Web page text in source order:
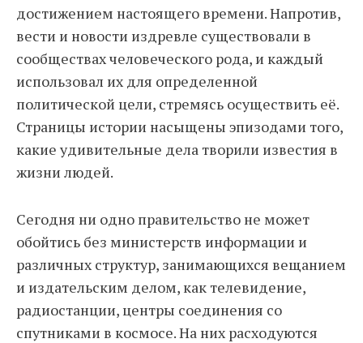
достижением настоящего времени. Напротив,
вести и новости издревле существовали в
сообществах человеческого рода, и каждый
использовал их для определенной
политической цели, стремясь осуществить её.
Страницы истории насыщены эпизодами того,
какие удивительные дела творили известия в
жизни людей.
Сегодня ни одно правительство не может
обойтись без министерств информации и
различных структур, занимающихся вещанием
и издательским делом, как телевидение,
радиостанции, центры соединения со
спутниками в космосе. На них расходуются